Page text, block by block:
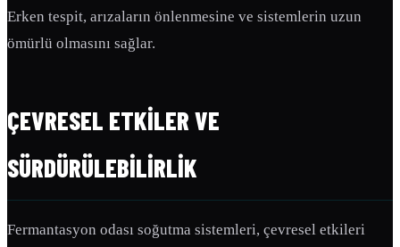
Erken tespit, arızaların önlenmesine ve sistemlerin uzun
ömürlü olmasını sağlar.
ÇEVRESEL ETKILER VE
SÜRDÜRÜLEBILIRLIK
Fermantasyon odası soğutma sistemleri, çevresel etkileri